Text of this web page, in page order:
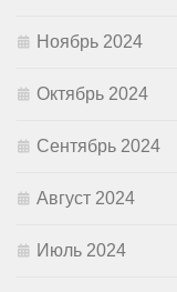
Ноябрь 2024
Октябрь 2024
Сентябрь 2024
Август 2024
Июль 2024